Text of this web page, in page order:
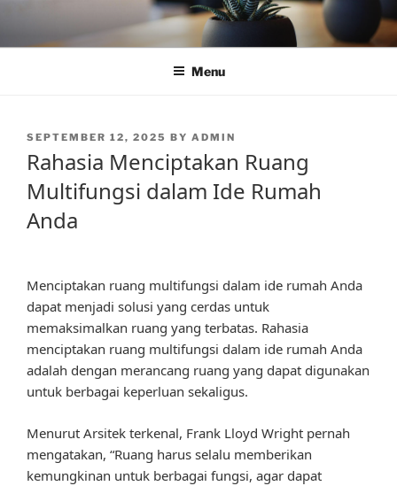
content
Menu
POSTED
SEPTEMBER 12, 2025 BY ADMIN
Rahasia Menciptakan Ruang
Multifungsi dalam Ide Rumah
Anda
Menciptakan ruang multifungsi dalam ide rumah Anda
dapat menjadi solusi yang cerdas untuk
memaksimalkan ruang yang terbatas. Rahasia
menciptakan ruang multifungsi dalam ide rumah Anda
adalah dengan merancang ruang yang dapat digunakan
untuk berbagai keperluan sekaligus.
Menurut Arsitek terkenal, Frank Lloyd Wright pernah
mengatakan, “Ruang harus selalu memberikan
kemungkinan untuk berbagai fungsi, agar dapat